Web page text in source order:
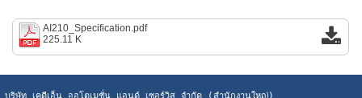
AI210_Specification.pdf
225.11 K
บริษัท เคดีเอ็น ออโตเมชั่น แอนด์ เซอร์วิส จำกัด (สำนักงานใหญ่)